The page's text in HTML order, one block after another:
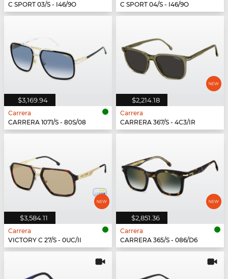
C SPORT 03/S - I46/9O
C SPORT 04/S - I46/9O
$3,169.94
Carrera
CARRERA 1071/S - 80S/08
$2,214.18
Carrera
CARRERA 367/S - 4C3/IR
$3,584.11
Carrera
VICTORY C 27/S - 0UC/II
$2,851.36
Carrera
CARRERA 365/S - 086/D6